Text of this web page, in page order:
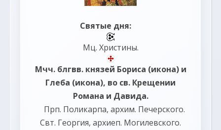
Святые дня:
Мц. Христины.
Мчч. блгвв. князей Бориса (икона) и
Глеба (икона), во св. Крещении
Романа и Давида.
Прп. Поликарпа, архим. Печерского.
Свт. Георгия, архиеп. Могилевского.